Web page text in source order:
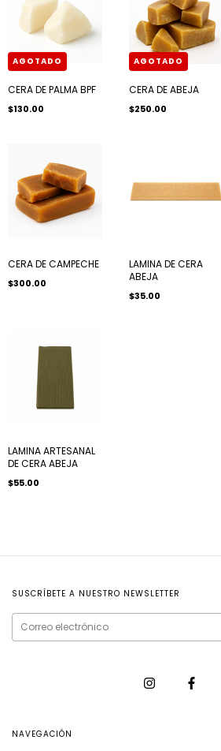
AGOTADO
CERA DE PALMA BPF
$130.00
AGOTADO
CERA DE ABEJA
$250.00
CERA DE CAMPECHE
$300.00
LAMINA DE CERA
ABEJA
$35.00
LAMINA ARTESANAL
DE CERA ABEJA
$55.00
SUSCRÍBETE A NUESTRO NEWSLETTER
NAVEGACIÓN